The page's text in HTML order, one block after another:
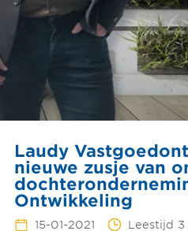
Laudy
nieuwe zusje van
Ontwikkeling
15-01-2021 Leestijd 3